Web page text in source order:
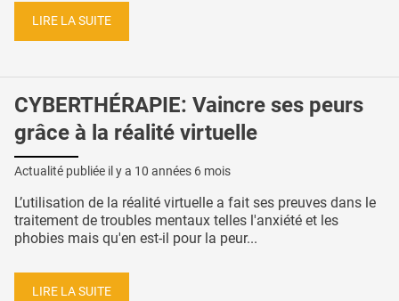
LIRE LA SUITE
CYBERTHÉRAPIE: Vaincre ses peurs
grâce à la réalité virtuelle
Actualité publiée il y a 10 années 6 mois
L’utilisation de la réalité virtuelle a fait ses preuves dans le
traitement de troubles mentaux telles l'anxiété et les
phobies mais qu'en est-il pour la peur...
LIRE LA SUITE